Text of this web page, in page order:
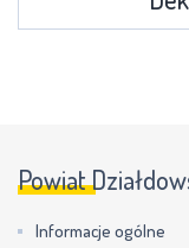
Powiat
Informacje ogólne